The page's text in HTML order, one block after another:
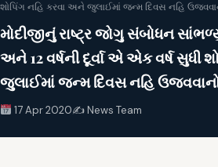
શોપિંગ નહિ કરવા અને જુલાઈમાં જન્મ દિવસ નહિ
મોદીજીનું રાષ્ટ્ર જોગુ સંબોધન
અને 12 વર્ષની દૂર્વા એ એક વર્ષ સુધી
જુલાઈમાં જન્મ દિવસ નહિ
17 Apr 2020✍️ News Team